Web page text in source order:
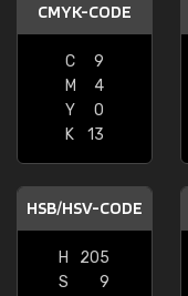
CMYK-CODE
C
9
M
4
Y
0
K
13
HSB/HSV-CODE
H
205
S
9